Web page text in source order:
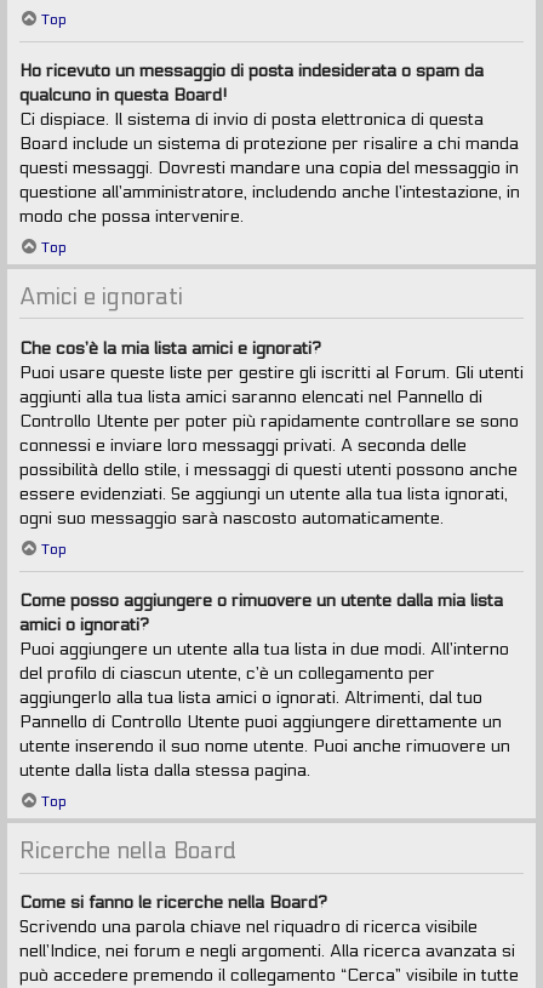
Top
Ho ricevuto un messaggio di posta indesiderata o spam da
qualcuno in questa Board!
Ci dispiace. Il sistema di invio di posta elettronica di questa
Board include un sistema di protezione per risalire a chi manda
questi messaggi. Dovresti mandare una copia del messaggio in
questione all’amministratore, includendo anche l’intestazione, in
modo che possa intervenire.
Top
Amici e ignorati
Che cos’è la mia lista amici e ignorati?
Puoi usare queste liste per gestire gli iscritti al Forum. Gli utenti
aggiunti alla tua lista amici saranno elencati nel Pannello di
Controllo Utente per poter più rapidamente controllare se sono
connessi e inviare loro messaggi privati. A seconda delle
possibilità dello stile, i messaggi di questi utenti possono anche
essere evidenziati. Se aggiungi un utente alla tua lista ignorati,
ogni suo messaggio sarà nascosto automaticamente.
Top
Come posso aggiungere o rimuovere un utente dalla mia lista
amici o ignorati?
Puoi aggiungere un utente alla tua lista in due modi. All’interno
del profilo di ciascun utente, c’è un collegamento per
aggiungerlo alla tua lista amici o ignorati. Altrimenti, dal tuo
Pannello di Controllo Utente puoi aggiungere direttamente un
utente inserendo il suo nome utente. Puoi anche rimuovere un
utente dalla lista dalla stessa pagina.
Top
Ricerche nella Board
Come si fanno le ricerche nella Board?
Scrivendo una parola chiave nel riquadro di ricerca visibile
nell’Indice, nei forum e negli argomenti. Alla ricerca avanzata si
può accedere premendo il collegamento “Cerca” visibile in tutte